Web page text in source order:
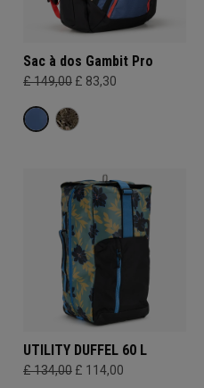
Sac à dos Gambit Pro
£ 149,00 £ 83,30
UTILITY DUFFEL 60 L
£ 134,00 £ 114,00